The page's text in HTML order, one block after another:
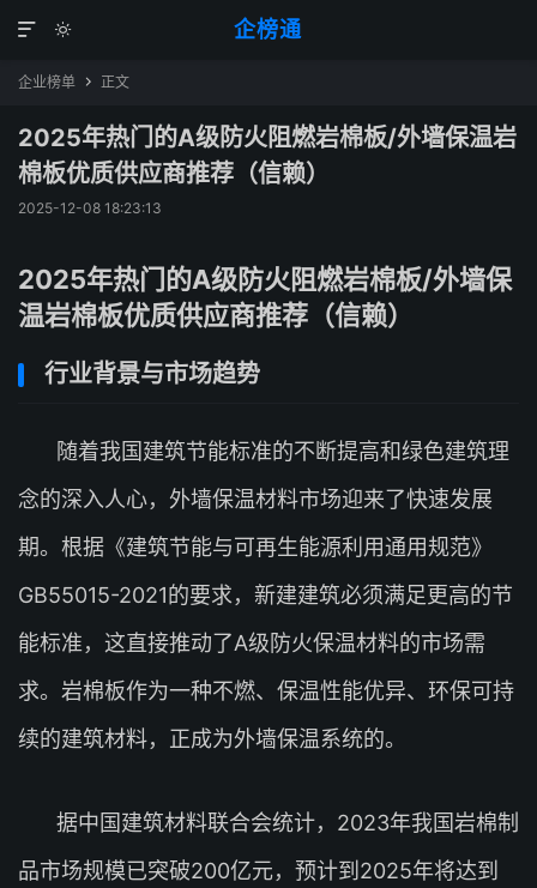
企榜通


企业榜单  正文
2025年热门的A级防火阻燃岩棉板/外墙保温岩
棉板优质供应商推荐（信赖）
2025-12-08 18:23:13
2025年热门的A级防火阻燃岩棉板/外墙保
温岩棉板优质供应商推荐（信赖）
行业背景与市场趋势
随着我国建筑节能标准的不断提高和绿色建筑理
念的深入人心，外墙保温材料市场迎来了快速发展
期。根据《建筑节能与可再生能源利用通用规范》
GB55015-2021的要求，新建建筑必须满足更高的节
能标准，这直接推动了A级防火保温材料的市场需
求。岩棉板作为一种不燃、保温性能优异、环保可持
续的建筑材料，正成为外墙保温系统的。
据中国建筑材料联合会统计，2023年我国岩棉制
品市场规模已突破200亿元，预计到2025年将达到